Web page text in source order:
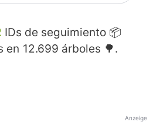
IDs de seguimiento 📦
en 12.699 árboles 🌳.
Anzeige